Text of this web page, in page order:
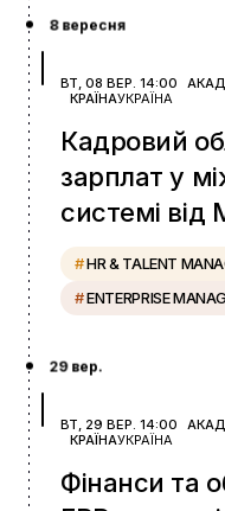
8 вересня
ВТ, 08 ВЕР. 14:00
КРАЇНАУКРАЇНА
Кадровий
зарплат у
системі від
#HR & TALENT
#ENTERPRISE
29 вер.
ВТ, 29 ВЕР. 14:00
КРАЇНАУКРАЇНА
Фінанси та